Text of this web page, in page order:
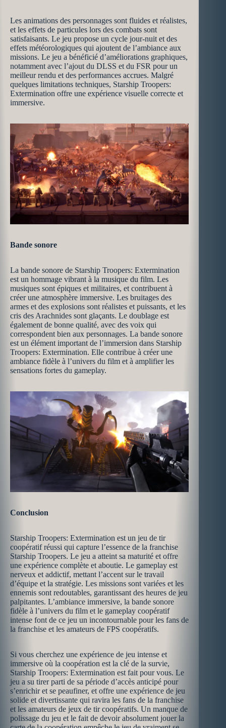
Les animations des personnages sont fluides et réalistes,
et les effets de particules lors des combats sont
satisfaisants. Le jeu propose un cycle jour-nuit et des
effets météorologiques qui ajoutent de l’ambiance aux
missions. Le jeu a bénéficié d’améliorations graphiques,
notamment avec l’ajout du DLSS et du FSR pour un
meilleur rendu et des performances accrues. Malgré
quelques limitations techniques, Starship Troopers:
Extermination offre une expérience visuelle correcte et
immersive.
Bande sonore
La bande sonore de Starship Troopers: Extermination
est un hommage vibrant à la musique du film. Les
musiques sont épiques et militaires, et contribuent à
créer une atmosphère immersive. Les bruitages des
armes et des explosions sont réalistes et puissants, et les
cris des Arachnides sont glaçants. Le doublage est
également de bonne qualité, avec des voix qui
correspondent bien aux personnages. La bande sonore
est un élément important de l’immersion dans Starship
Troopers: Extermination. Elle contribue à créer une
ambiance fidèle à l’univers du film et à amplifier les
sensations fortes du gameplay.
Conclusion
Starship Troopers: Extermination est un jeu de tir
coopératif réussi qui capture l’essence de la franchise
Starship Troopers. Le jeu a atteint sa maturité et offre
une expérience complète et aboutie. Le gameplay est
nerveux et addictif, mettant l’accent sur le travail
d’équipe et la stratégie. Les missions sont variées et les
ennemis sont redoutables, garantissant des heures de jeu
palpitantes. L’ambiance immersive, la bande sonore
fidèle à l’univers du film et le gameplay coopératif
intense font de ce jeu un incontournable pour les fans de
la franchise et les amateurs de FPS coopératifs.
Si vous cherchez une expérience de jeu intense et
immersive où la coopération est la clé de la survie,
Starship Troopers: Extermination est fait pour vous. Le
jeu a su tirer parti de sa période d’accès anticipé pour
s’enrichir et se peaufiner, et offre une expérience de jeu
solide et divertissante qui ravira les fans de la franchise
et les amateurs de jeux de tir coopératifs. Un manque de
polissage du jeu et le fait de devoir absolument jouer la